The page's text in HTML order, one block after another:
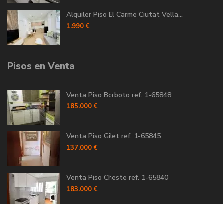
Alquiler Piso El Carme Ciutat Vella...
1.990 €
Pisos en Venta
Venta Piso Borboto ref. 1-65848
185.000 €
Venta Piso Gilet ref. 1-65845
137.000 €
Venta Piso Cheste ref. 1-65840
183.000 €